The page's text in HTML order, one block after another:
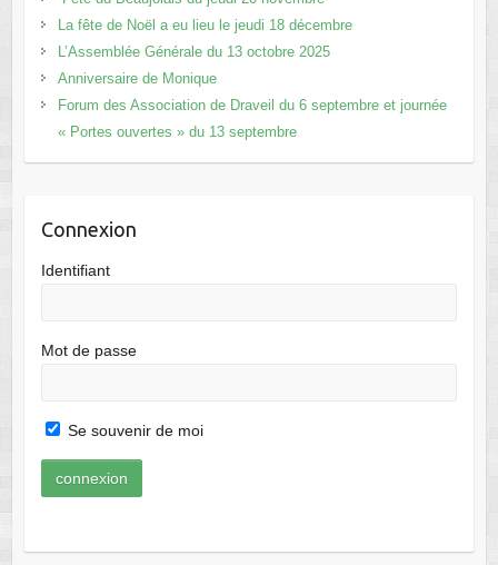
La fête de Noël a eu lieu le jeudi 18 décembre
L’Assemblée Générale du 13 octobre 2025
Anniversaire de Monique
Forum des Association de Draveil du 6 septembre et journée
« Portes ouvertes » du 13 septembre
Connexion
Identifiant
Mot de passe
Se souvenir de moi